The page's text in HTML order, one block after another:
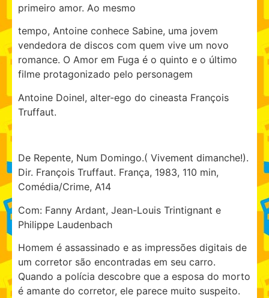
primeiro amor. Ao mesmo
tempo, Antoine conhece Sabine, uma jovem
vendedora de discos com quem vive um novo
romance. O Amor em Fuga é o quinto e o último
filme protagonizado pelo personagem
Antoine Doinel, alter-ego do cineasta François
Truffaut.
De Repente, Num Domingo.( Vivement dimanche!).
Dir. François Truffaut. França, 1983, 110 min,
Comédia/Crime, A14
Com: Fanny Ardant, Jean-Louis Trintignant e
Philippe Laudenbach
Homem é assassinado e as impressões digitais de
um corretor são encontradas em seu carro.
Quando a polícia descobre que a esposa do morto
é amante do corretor, ele parece muito suspeito.